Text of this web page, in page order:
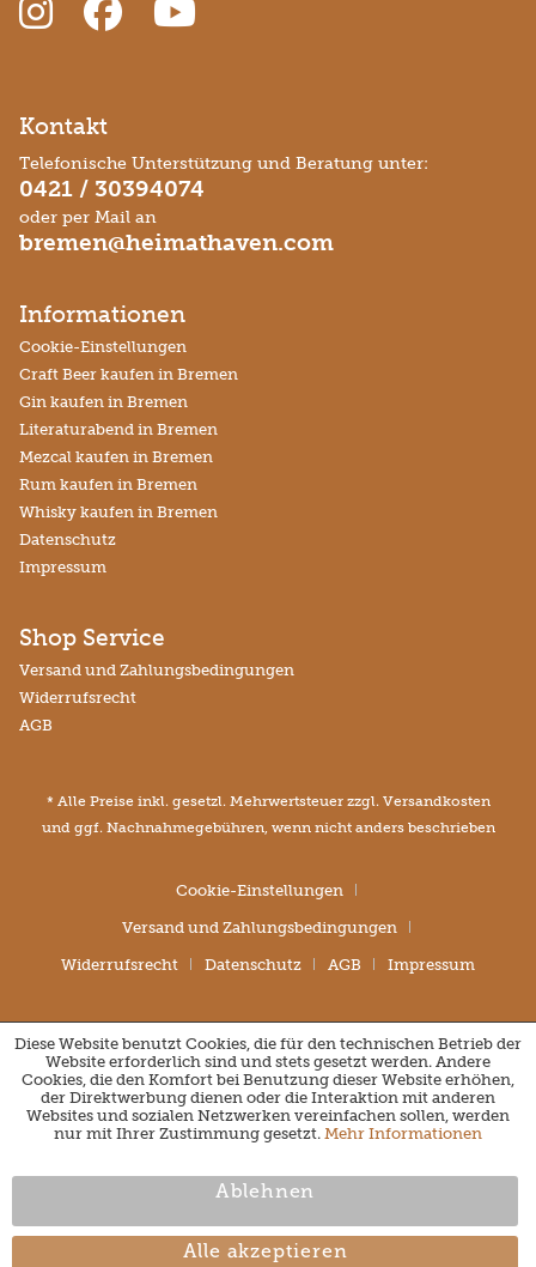
Kontakt
Telefonische Unterstützung und Beratung unter:
0421 / 30394074
oder per Mail an
bremen@heimathaven.com
Informationen
Cookie-Einstellungen
Craft Beer kaufen in Bremen
Gin kaufen in Bremen
Literaturabend in Bremen
Mezcal kaufen in Bremen
Rum kaufen in Bremen
Whisky kaufen in Bremen
Datenschutz
Impressum
Shop Service
Versand und Zahlungsbedingungen
Widerrufsrecht
AGB
* Alle Preise inkl. gesetzl. Mehrwertsteuer zzgl. Versandkosten
und ggf. Nachnahmegebühren, wenn nicht anders beschrieben
Cookie-Einstellungen
Versand und Zahlungsbedingungen
Widerrufsrecht Datenschutz AGB Impressum
Diese Website benutzt Cookies, die für den technischen Betrieb der
Website erforderlich sind und stets gesetzt werden. Andere
Cookies, die den Komfort bei Benutzung dieser Website erhöhen,
der Direktwerbung dienen oder die Interaktion mit anderen
Websites und sozialen Netzwerken vereinfachen sollen, werden
nur mit Ihrer Zustimmung gesetzt. Mehr Informationen
Ablehnen
Alle akzeptieren